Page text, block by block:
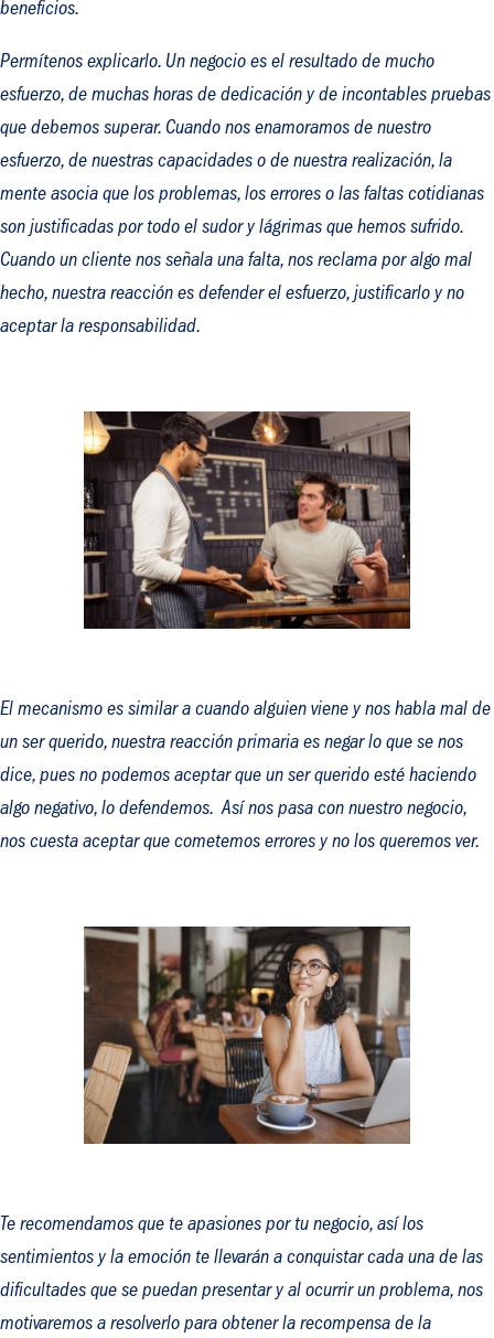
beneficios.
Permítenos explicarlo. Un negocio es el resultado de mucho
esfuerzo, de muchas horas de dedicación y de incontables pruebas
que debemos superar. Cuando nos enamoramos de nuestro
esfuerzo, de nuestras capacidades o de nuestra realización, la
mente asocia que los problemas, los errores o las faltas cotidianas
son justificadas por todo el sudor y lágrimas que hemos sufrido.
Cuando un cliente nos señala una falta, nos reclama por algo mal
hecho, nuestra reacción es defender el esfuerzo, justificarlo y no
aceptar la responsabilidad.
El mecanismo es similar a cuando alguien viene y nos habla mal de
un ser querido, nuestra reacción primaria es negar lo que se nos
dice, pues no podemos aceptar que un ser querido esté haciendo
algo negativo, lo defendemos. Así nos pasa con nuestro negocio,
nos cuesta aceptar que cometemos errores y no los queremos ver.
Te recomendamos que te apasiones por tu negocio, así los
sentimientos y la emoción te llevarán a conquistar cada una de las
dificultades que se puedan presentar y al ocurrir un problema, nos
motivaremos a resolverlo para obtener la recompensa de la